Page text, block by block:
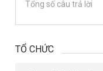
Tổng số câu trả lời
TỔ CHỨC